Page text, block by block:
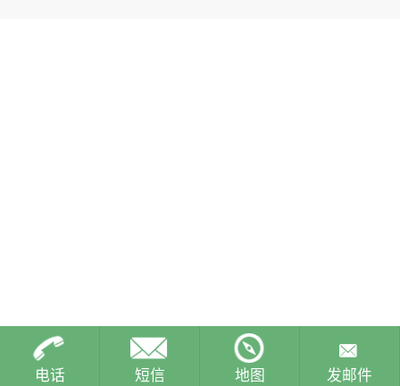
电话 短信 地图 发邮件